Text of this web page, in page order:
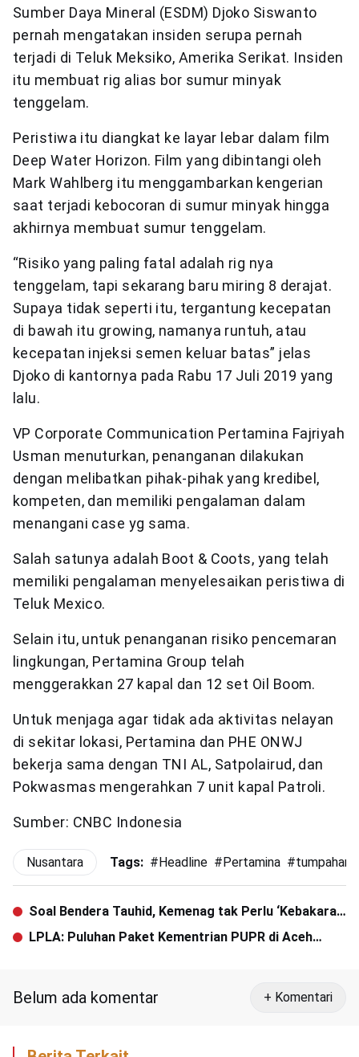
Sumber Daya Mineral (ESDM) Djoko Siswanto
pernah mengatakan insiden serupa pernah
terjadi di Teluk Meksiko, Amerika Serikat. Insiden
itu membuat rig alias bor sumur minyak
tenggelam.
Peristiwa itu diangkat ke layar lebar dalam film
Deep Water Horizon. Film yang dibintangi oleh
Mark Wahlberg itu menggambarkan kengerian
saat terjadi kebocoran di sumur minyak hingga
akhirnya membuat sumur tenggelam.
“Risiko yang paling fatal adalah rig nya
tenggelam, tapi sekarang baru miring 8 derajat.
Supaya tidak seperti itu, tergantung kecepatan
di bawah itu growing, namanya runtuh, atau
kecepatan injeksi semen keluar batas” jelas
Djoko di kantornya pada Rabu 17 Juli 2019 yang
lalu.
VP Corporate Communication Pertamina Fajriyah
Usman menuturkan, penanganan dilakukan
dengan melibatkan pihak-pihak yang kredibel,
kompeten, dan memiliki pengalaman dalam
menangani case yg sama.
Salah satunya adalah Boot & Coots, yang telah
memiliki pengalaman menyelesaikan peristiwa di
Teluk Mexico.
Selain itu, untuk penanganan risiko pencemaran
lingkungan, Pertamina Group telah
menggerakkan 27 kapal dan 12 set Oil Boom.
Untuk menjaga agar tidak ada aktivitas nelayan
di sekitar lokasi, Pertamina dan PHE ONWJ
bekerja sama dengan TNI AL, Satpolairud, dan
Pokwasmas mengerahkan 7 unit kapal Patroli.
Sumber: CNBC Indonesia
Nusantara Tags: # Headline # Pertamina #tumpahan
Soal Bendera Tauhid, Kemenag tak Perlu ‘Kebakaran
Jenggot’
LPLA: Puluhan Paket Kementrian PUPR di Aceh
Belum ada komentar + Komentari